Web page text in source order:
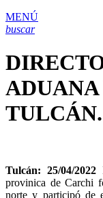
MENÚ
buscar
TULCÁN.
Tulcán: 25/04/2022
provinica de Carchi
norte y participó de